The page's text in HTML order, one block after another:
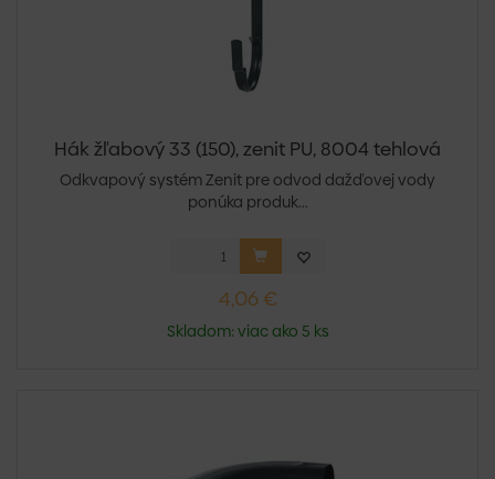
Hák žľabový 33 (150), zenit PU, 8004 tehlová
Odkvapový systém Zenit pre odvod dažďovej vody
ponúka produk...
4,06 €
Skladom: viac ako 5 ks